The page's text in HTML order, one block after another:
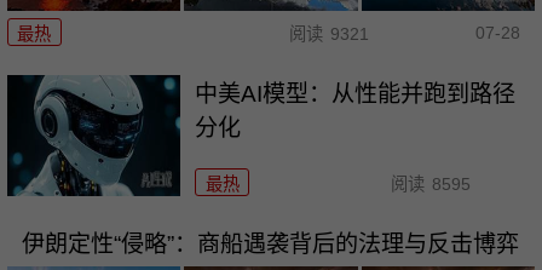
最热 阅读 9321 07-28
中美AI模型：从性能并跑到路径
分化
最热 阅读 8595
伊朗定性“侵略”：商船遇袭背后的法理与反击博弈